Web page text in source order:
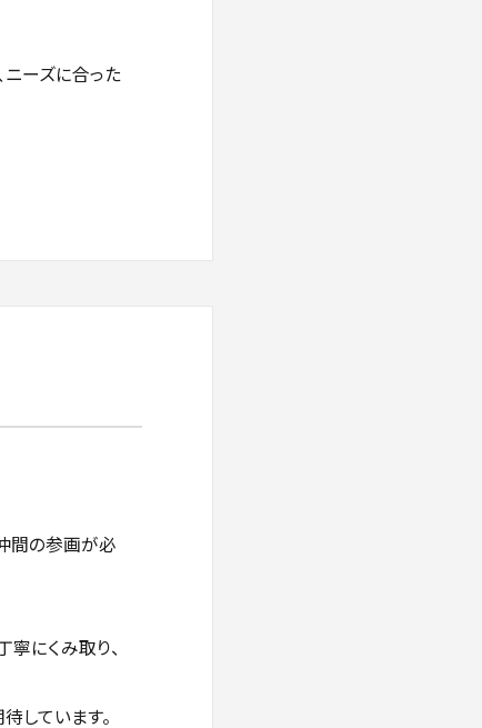
ーズに合った
間の参画が必
にくみ取り、
しています。